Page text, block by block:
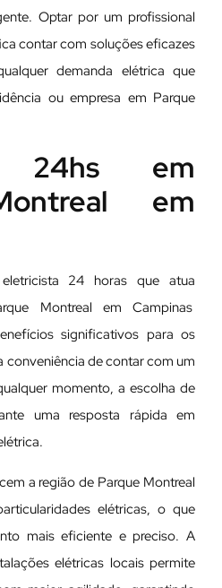
Optar por um profissional
contar com soluções eficazes
demanda elétrica que
ou empresa em Parque
24hs em
em
24 horas que atua
Montreal em Campinas
significativos para os
conveniência de contar com um
momento, a escolha de
uma resposta rápida em
a região de Parque Montreal
elétricas, o que
mais eficiente e preciso. A
elétricas locais permite